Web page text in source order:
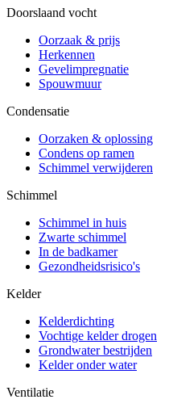
Doorslaand vocht
Oorzaak & prijs
Herkennen
Gevelimpregnatie
Spouwmuur
Condensatie
Oorzaken & oplossing
Condens op ramen
Schimmel verwijderen
Schimmel
Schimmel in huis
Zwarte schimmel
In de badkamer
Gezondheidsrisico's
Kelder
Kelderdichting
Vochtige kelder drogen
Grondwater bestrijden
Kelder onder water
Ventilatie